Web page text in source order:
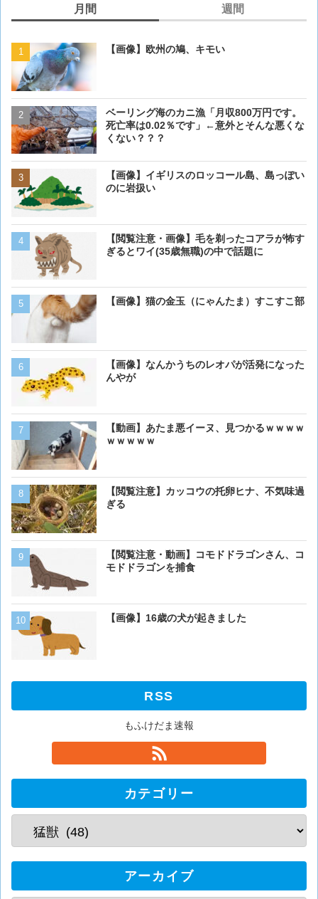
月間
【画像】欧州の鳩、キモい
ベーリング海のカニ漁「月収800万円です。
死亡率は0.02％です」←意外とそんな悪くな
くない？？？
【画像】イギリスのロッコール島、島っぽい
のに岩扱い
【閲覧注意・画像】毛を剃ったコアラが怖す
ぎるとワイ(35歳無職)の中で話題に
【画像】猫の金玉（にゃんたま）すこすこ部
【画像】なんかうちのレオパが活発になった
んやが
【動画】あたま悪イーヌ、見つかるｗｗｗｗ
ｗｗｗｗｗ
【閲覧注意】カッコウの托卵ヒナ、不気味過
ぎる
【閲覧注意・動画】コモドドラゴンさん、コ
モドドラゴンを捕食
【画像】16歳の犬が起きました
週間
【画像】欧州の鳩、キモい
【閲覧注意・画像】毛を剃
ぎるとワイ(35歳無職)の中
【画像】イギリスのロッコ
ベーリング海のカニ漁「月
死亡率は0.02％です」←意
【画像大量！】イッヌさん
【画像】ボクの横に来る実
【画像】イッヌ、リモコン
【動画】男性、ロバにちょ
【画像】うわぁー、馬み
あるか
【画像】16歳の犬が起きま
RSS
もふけだま速報
カテゴリー
アーカイブ